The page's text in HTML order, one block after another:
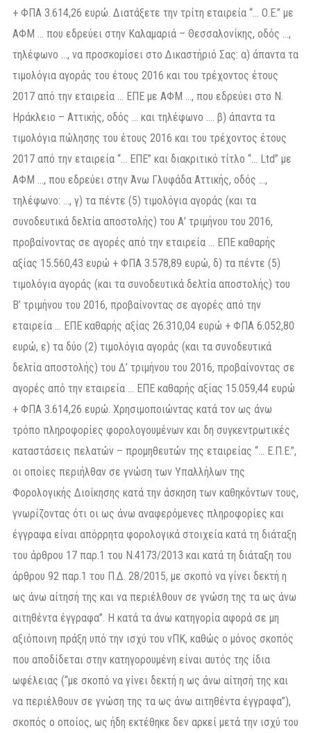
+ ΦΠΑ 3.614,26 ευρώ. Διατάξετε την τρίτη εταιρεία “… Ο.Ε.” με
ΑΦΜ … που εδρεύει στην Καλαμαριά – Θεσσαλονίκης, οδός …,
τηλέφωνο …, να προσκομίσει στο Δικαστήριό Σας: α) άπαντα τα
τιμολόγια αγοράς του έτους 2016 και του τρέχοντος έτους
2017 από την εταιρεία … ΕΠΕ με ΑΦΜ …, που εδρεύει στο Ν.
Ηράκλειο – Αττικής, οδός … και τηλέφωνο …. β) άπαντα τα
τιμολόγια πώλησης του έτους 2016 και του τρέχοντος έτους
2017 από την εταιρεία “… ΕΠΕ” και διακριτικό τίτλο “… Ltd” με
ΑΦΜ …, που εδρεύει στην Άνω Γλυφάδα Αττικής, οδός …,
τηλέφωνο: …, γ) τα πέντε (5) τιμολόγια αγοράς (και τα
συνοδευτικά δελτία αποστολής) του Α’ τριμήνου του 2016,
προβαίνοντας σε αγορές από την εταιρεία … ΕΠΕ καθαρής
αξίας 15.560,43 ευρώ + ΦΠΑ 3.578,89 ευρώ, δ) τα πέντε (5)
τιμολόγια αγοράς (και τα συνοδευτικά δελτία αποστολής) του
Β’ τριμήνου του 2016, προβαίνοντας σε αγορές από την
εταιρεία … ΕΠΕ καθαρής αξίας 26.310,04 ευρώ + ΦΠΑ 6.052,80
ευρώ, ε) τα δύο (2) τιμολόγια αγοράς (και τα συνοδευτικά
δελτία αποστολής) του Δ’ τριμήνου του 2016, προβαίνοντας σε
αγορές από την εταιρεία … ΕΠΕ καθαρής αξίας 15.059,44 ευρώ
+ ΦΠΑ 3.614,26 ευρώ. Χρησιμοποιώντας κατά τον ως άνω
τρόπο πληροφορίες φορολογουμένων και δη συγκεντρωτικές
καταστάσεις πελατών – προμηθευτών της εταιρείας “… Ε.Π.Ε.”,
οι οποίες περιήλθαν σε γνώση των Υπαλλήλων της
Φορολογικής Διοίκησης κατά την άσκηση των καθηκόντων τους,
γνωρίζοντας ότι οι ως άνω αναφερόμενες πληροφορίες και
έγγραφα είναι απόρρητα φορολογικά στοιχεία κατά τη διάταξη
του άρθρου 17 παρ.1 του Ν.4173/2013 και κατά τη διάταξη του
άρθρου 92 παρ.1 του Π.Δ. 28/2015, με σκοπό να γίνει δεκτή η
ως άνω αίτησή της και να περιέλθουν σε γνώση της τα ως άνω
αιτηθέντα έγγραφα”. Η κατά τα άνω κατηγορία αφορά σε μη
αξιόποινη πράξη υπό την ισχύ του νΠΚ, καθώς ο μόνος σκοπός
που αποδίδεται στην κατηγορουμένη είναι αυτός της ίδια
ωφέλειας (“με σκοπό να γίνει δεκτή η ως άνω αίτησή της και
να περιέλθουν σε γνώση της τα ως άνω αιτηθέντα έγγραφα”),
σκοπός ο οποίος, ως ήδη εκτέθηκε δεν αρκεί μετά την ισχύ του